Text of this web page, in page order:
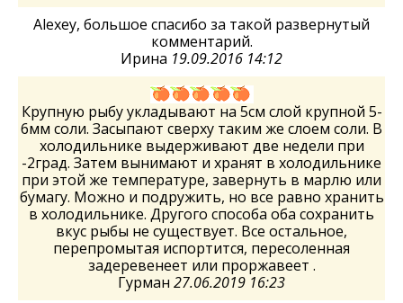
Alexey, большое спасибо за такой развернутый
комментарий.
Ирина 19.09.2016 14:12
Крупную рыбу укладывают на 5см слой крупной 5-
6мм соли. Засыпают сверху таким же слоем соли. В
холодильнике выдерживают две недели при
-2град. Затем вынимают и хранят в холодильнике
при этой же температуре, завернуть в марлю или
бумагу. Можно и подружить, но все равно хранить
в холодильнике. Другого способа оба сохранить
вкус рыбы не существует. Все остальное,
перепромытая испортится, пересоленная
задеревенеет или проржавеет .
Гурман 27.06.2019 16:23